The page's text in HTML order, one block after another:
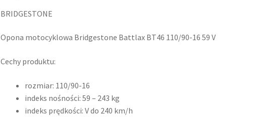
BRIDGESTONE
Opona motocyklowa Bridgestone Battlax BT46 110/90-16 59 V
Cechy produktu:
rozmiar: 110/90-16
indeks nośności: 59 – 243 kg
indeks prędkości: V do 240 km/h